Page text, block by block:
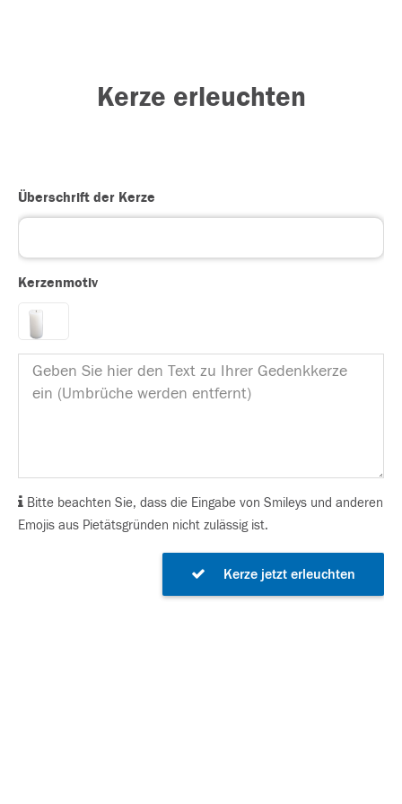
Kerze erleuchten
Überschrift der Kerze
Kerzenmotiv
Bitte beachten Sie, dass die Eingabe von Smileys und anderen
Emojis aus Pietätsgründen nicht zulässig ist.
Kerze jetzt erleuchten